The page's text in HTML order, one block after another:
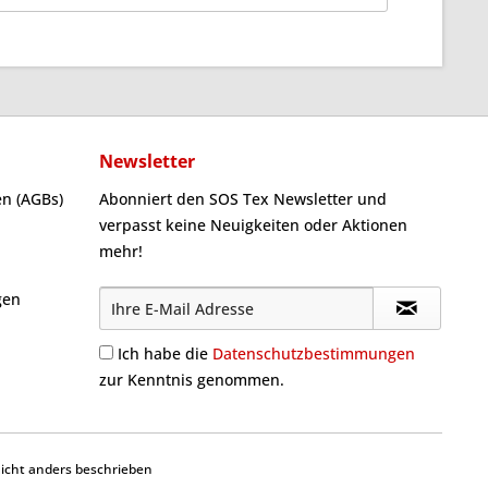
(AGBs)
Newsletter
Abonniert den SOS Tex Newsletter und
verpasst keine Neuigkeiten oder Aktionen
mehr!
Ich habe die Datenschutzbestimmungen
zur Kenntnis genommen.
anders beschrieben